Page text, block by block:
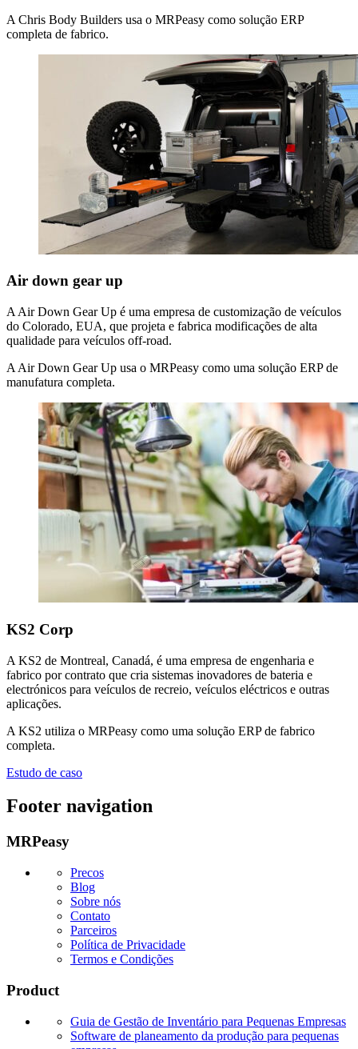
A Chris Body Builders usa o MRPeasy como solução ERP
completa de fabrico.
Air down gear up
A Air Down Gear Up é uma empresa de customização de veículos
do Colorado, EUA, que projeta e fabrica modificações de alta
qualidade para veículos off-road.
A Air Down Gear Up usa o MRPeasy como uma solução ERP de
manufatura completa.
KS2 Corp
A KS2 de Montreal, Canadá, é uma empresa de engenharia e
fabrico por contrato que cria sistemas inovadores de bateria e
electrónicos para veículos de recreio, veículos eléctricos e outras
aplicações.
A KS2 utiliza o MRPeasy como uma solução ERP de fabrico
completa.
Estudo de caso
Footer navigation
MRPeasy
Precos
Blog
Sobre nós
Contato
Parceiros
Política de Privacidade
Termos e Condições
Product
Guia de Gestão de Inventário para Pequenas Empresas
Software de planeamento da produção para pequenas